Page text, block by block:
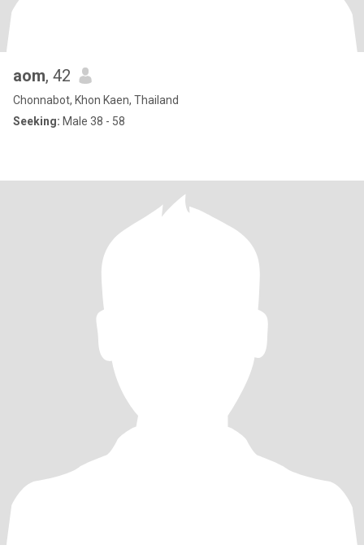
aom, 42
Chonnabot, Khon Kaen, Thailand
Seeking: Male 38 - 58